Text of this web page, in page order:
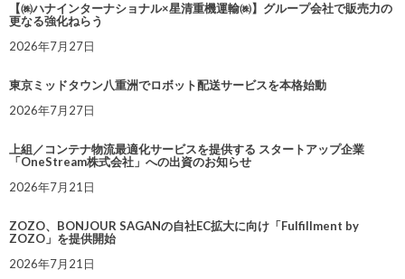
【㈱ハナインターナショナル×星清重機運輸㈱】グループ会社で販売力の
更なる強化ねらう
2026年7月27日
東京ミッドタウン八重洲でロボット配送サービスを本格始動
2026年7月27日
上組／コンテナ物流最適化サービスを提供する スタートアップ企業
「OneStream株式会社」への出資のお知らせ
2026年7月21日
ZOZO、BONJOUR SAGANの自社EC拡大に向け「Fulfillment by
ZOZO」を提供開始
2026年7月21日